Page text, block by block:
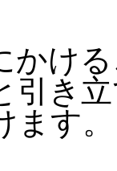
かけ
引き
す。